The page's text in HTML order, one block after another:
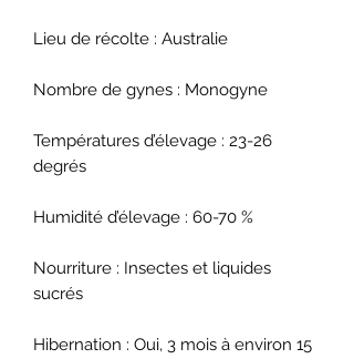
Lieu de récolte : Australie
Nombre de gynes : Monogyne
Températures d’élevage : 23-26
degrés
Humidité d’élevage : 60-70 %
Nourriture : Insectes et liquides
sucrés
Hibernation : Oui, 3 mois à environ 15